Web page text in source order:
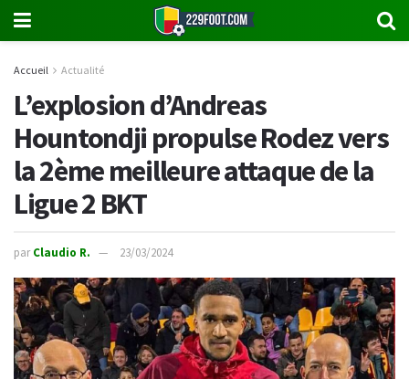
Accueil Actualité
L’explosion d’Andreas
Hountondji propulse Rodez vers
la 2ème meilleure attaque de la
Ligue 2 BKT
par Claudio R. 23/03/2024